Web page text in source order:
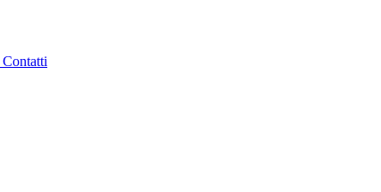
Contatti